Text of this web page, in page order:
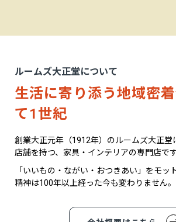
ルームズ大正堂について
生活に寄り添う地域密
て1世紀
創業大正元年（1912年）のルームズ大正堂
店舗を持つ、家具・インテリアの専門店です
「いいもの・ながい・おつきあい」をモッ
精神は100年以上経った今も変わりません。